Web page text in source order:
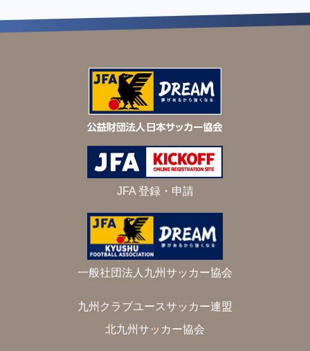
JFA 登録・申請
一般社団法人九州サッカー協会
九州クラブユースサッカー連盟
北九州サッカー協会